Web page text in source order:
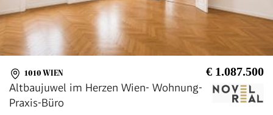
1010 WIEN € 1.087.500
Altbaujuwel im Herzen Wien- Wohnung-
Praxis-Büro